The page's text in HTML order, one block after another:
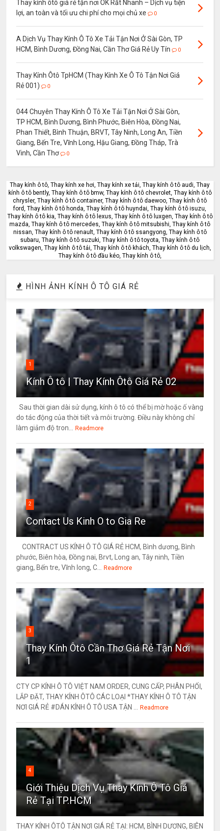
Thay kính ôtô giá rẻ tận nơi OK Rất Nhanh – Dịch vụ tiện
lợi, an toàn và tối ưu chi phí cho mọi chủ xe
0
A Dịch Vụ Thay Kính Ô Tô Xe Tải Tận Nơi Ở Sài Gòn, TP
HCM, Bình Dương, Đồng Nai, Cần Thơ Giá Rẻ Uy Tín
0
Thay Kính Ôtô TpHCM (Thay Kính Xe Ô Tô Tận Nơi Giá
Rẻ 001)
0
044 Chuyên Thay Kính Ô Tô Xe Tải Tận Nơi Ở Sài Gòn,
TP HCM, Bình Dương, Bình Phước, Biên Hòa, Đồng Nai,
Phan Thiết, Bình Thuận, BRVT, Tây Ninh, Long An, Tiền
Giang, Bến Tre, Vĩnh Long, Hậu Giang, Đồng Tháp, Trà
Vinh, Cần Thơ
0
Thay kính ô tô, Thay kính xe hơi, Thay kính xe tải, Thay kính ô tô audi, Thay
kính ô tô bently, Thay kính ô tô bmw, Thay kính ô tô chevrolet, Thay kính ô tô
chrysler, Thay kính ô tô container, Thay kính ô tô daewoo, Thay kính ô tô
ford, Thay kính ô tô honda, Thay kính ô tô huyndai, Thay kính ô tô isuzu,
Thay kính ô tô kia, Thay kính ô tô lexus, Thay kính ô tô luxgen, Thay kính ô tô
mazda, Thay kính ô tô mercedes, Thay kính ô tô mitsubishi, Thay kính ô tô
nissan, Thay kính ô tô renault, Thay kính ô tô ssangyong, Thay kính ô tô
subaru, Thay kính ô tô suzuki, Thay kính ô tô toyota, Thay kính ô tô
volkswagen, Thay kính ô tô tải, Thay kính ô tô khách, Thay kính ô tô du lịch,
Thay kính ô tô đầu kéo, Thay kính ô tô,
HÌNH ẢNH KÍNH Ô TÔ GIÁ RẺ
1
Kính Ô tô | Thay Kính Ôtô Giá Rẻ 02
Sau thời gian dài sử dụng, kính ô tô có thể bị mờ hoặc ố vàng
do tác động của thời tiết và môi trường. Điều này không chỉ
làm giảm độ tron...
Readmore
2
Contact Us Kinh O to Gia Re
CONTRACT US KÍNH Ô TÔ GIÁ RẺ HCM, Bình dương, Bình
phước, Biên hòa, Đồng nai, Brvt, Long an, Tây ninh, Tiền
giang, Bến tre, Vĩnh long, C...
Readmore
3
Thay Kính Ôtô Cần Thơ Giá Rẻ Tận Nơi
1
CTY CP KÍNH Ô TÔ VIỆT NAM ORDER, CUNG CẤP, PHÂN PHỐI,
LẮP ĐẶT, THAY KÍNH ÔTÔ CÁC LOẠI *THAY KÍNH Ô TÔ TẬN
NƠI GIÁ RẺ #DÁN KÍNH Ô TÔ USA TẬN ...
Readmore
4
Giới Thiệu Dịch Vụ Thay Kính Ô Tô Giá
Rẻ Tại TP.HCM
THAY KÍNH ÔTÔ TẬN NƠI GIÁ RẺ TẠI: HCM, BÌNH DƯƠNG, BIÊN